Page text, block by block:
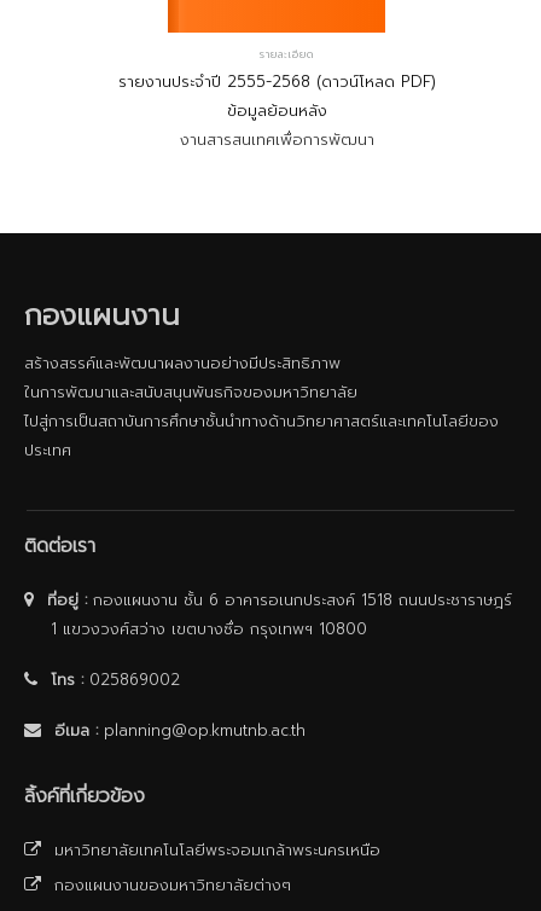
รายละเอียด
รายงานประจำปี 2555-2568 (ดาวน์โหลด PDF)
ข้อมูลย้อนหลัง
งานสารสนเทศเพื่อการพัฒนา
กองแผนงาน
สร้างสรรค์และพัฒนาผลงานอย่างมีประสิทธิภาพ
ในการพัฒนาและสนับสนุนพันธกิจของมหาวิทยาลัย
ไปสู่การเป็นสถาบันการศึกษาชั้นนําทางด้านวิทยาศาสตร์และเทคโนโลยีของ
ประเทศ
ติดต่อเรา
ที่อยู่ :กองแผนงาน ชั้น 6 อาคารอเนกประสงค์ 1518 ถนนประชาราษฎร์
1 แขวงวงศ์สว่าง เขตบางซื่อ กรุงเทพฯ 10800
โทร :025869002
อีเมล : planning@op.kmutnb.ac.th
ลิ้งค์ที่เกี่ยวข้อง
มหาวิทยาลัยเทคโนโลยีพระจอมเกล้าพระนครเหนือ
กองแผนงานของมหาวิทยาลัยต่างๆ